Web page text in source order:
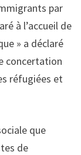
par
à l’accueil de
» a déclaré
concertation
réfugiées et
que
de